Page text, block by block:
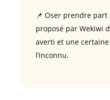
📌 Oser prendre
proposé par Wekiwi
averti et une
l’inconnu.